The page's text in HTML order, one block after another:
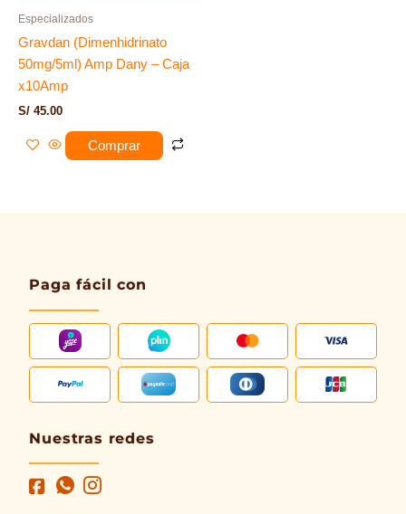
Especializados
Gravdan (Dimenhidrinato
50mg/5ml) Amp Dany – Caja
x10Amp
S/ 45.00
Comprar
Paga fácil con
Nuestras redes